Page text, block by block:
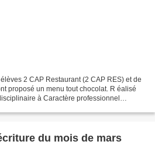
2 CAP Restaurant (2 CAP RES) et de
proposé un menu tout chocolat. R éalisé
à Caractère professionnel
du mois de mars